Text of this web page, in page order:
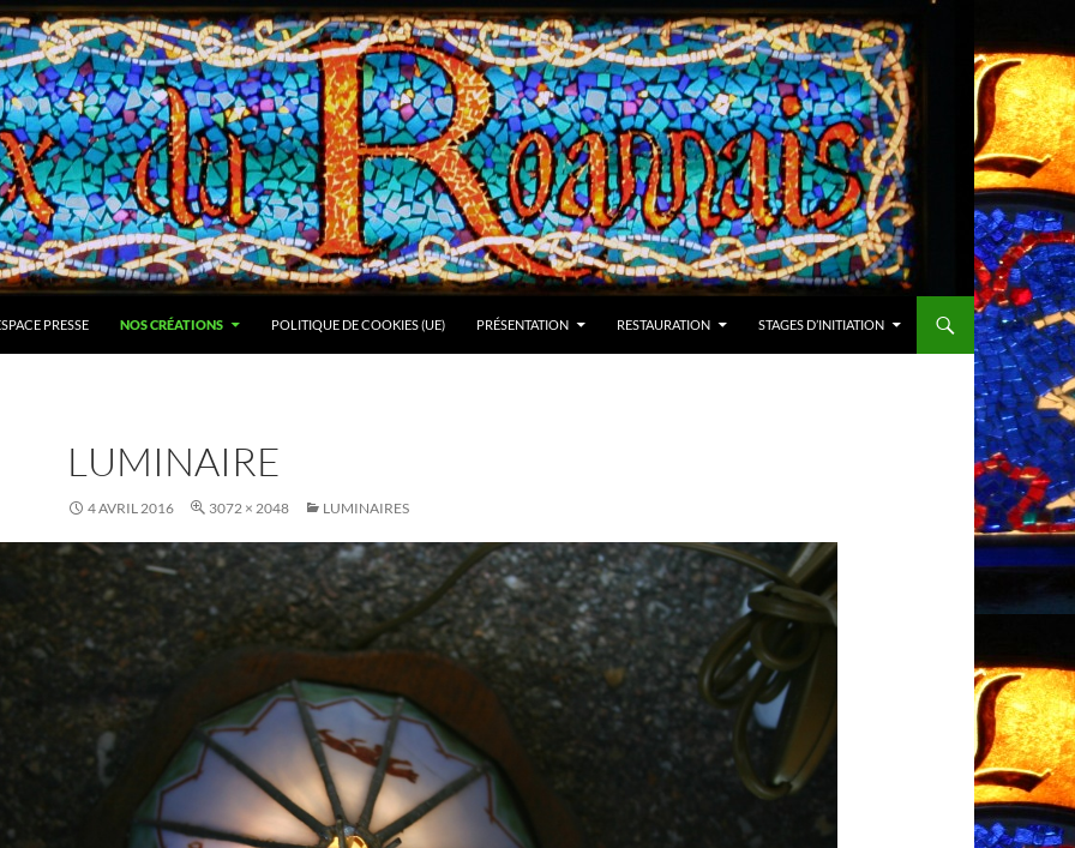
PRESSE NOS CRÉATIONS POLITIQUE DE COOKIES (UE) PRÉSENTATION RESTAURATION STAGES D’INITIATION
LUMINAIRE
4 AVRIL 2016 3072 × 2048 LUMINAIRES